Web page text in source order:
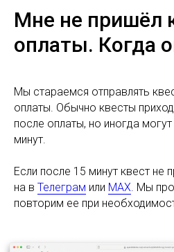
Мне не пришёл
оплаты. Когда
Мы стараемся отправлять
оплаты. Обычно квесты
после оплаты, но иногда
минут.
Если после 15 минут квест не
на в Телеграм или MAX. Мы
повторим ее при